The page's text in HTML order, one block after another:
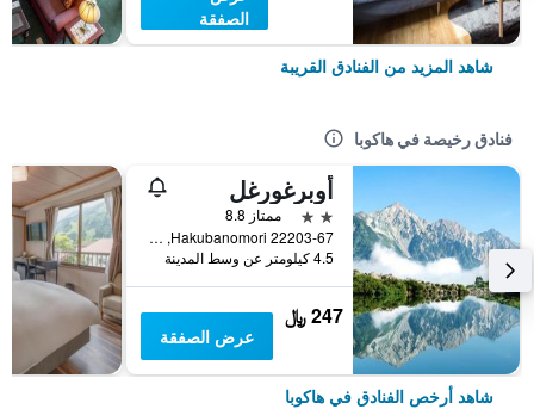
الصفقة
شاهد المزيد من الفنادق القريبة
فنادق رخيصة في هاكوبا
أوبرغورغل
2 نجمتين
ممتاز 8.8
Hakubanomori 22203-67, هاكوبا, اليابان
4.5 كيلومتر عن وسط المدينة
247 ﷼
عرض الصفقة
شاهد أرخص الفنادق في هاكوبا